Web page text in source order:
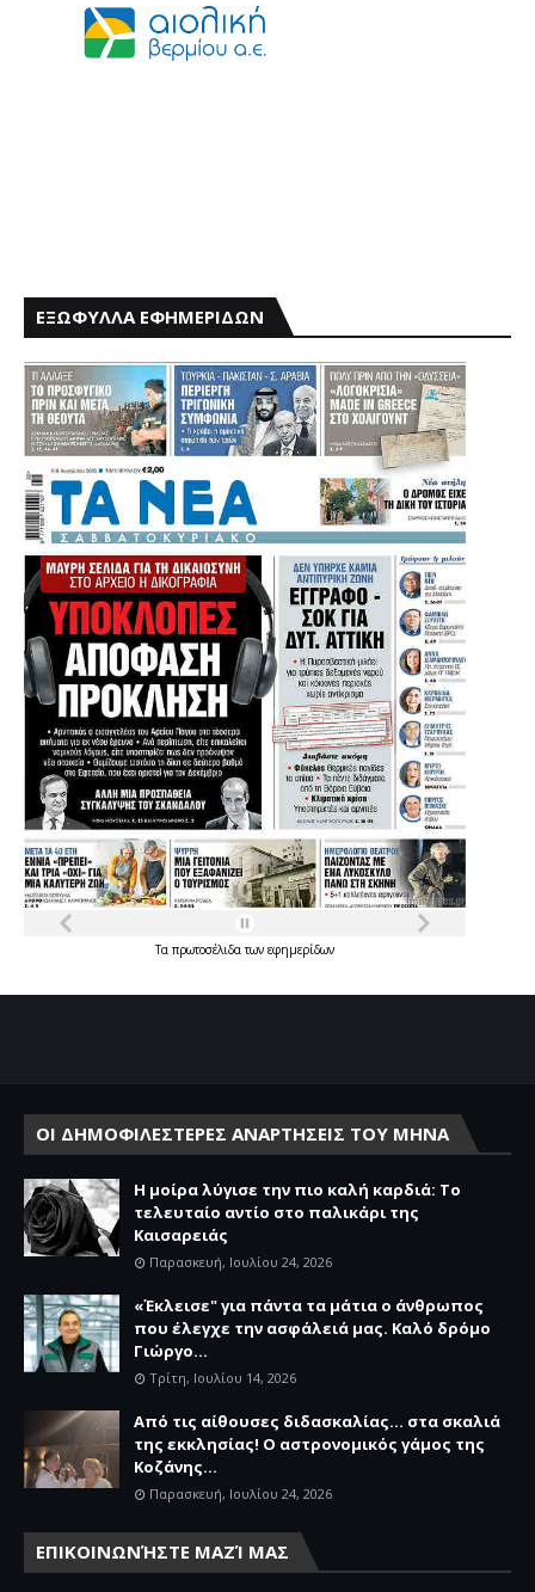
ΕΞΩΦΥΛΛΑ ΕΦΗΜΕΡΙΔΩΝ
Τα πρωτοσέλιδατων εφημερίδων
ΟΙ ΔΗΜΟΦΙΛΕΣΤΕΡΕΣ ΑΝΑΡΤΗΣΕΙΣ ΤΟΥ ΜΗΝΑ
Η μοίρα λύγισε την πιο καλή καρδιά: Το
τελευταίο αντίο στο παλικάρι της
Καισαρειάς
Παρασκευή, Ιουλίου 24, 2026
«Έκλεισε" για πάντα τα μάτια ο άνθρωπος
που έλεγχε την ασφάλειά μας. Καλό δρόμο
Γιώργο...
Τρίτη, Ιουλίου 14, 2026
Από τις αίθουσες διδασκαλίας… στα σκαλιά
της εκκλησίας! Ο αστρονομικός γάμος της
Κοζάνης...
Παρασκευή, Ιουλίου 24, 2026
ΕΠΙΚΟΙΝΩΝΉΣΤΕ ΜΑΖΊ ΜΑΣ